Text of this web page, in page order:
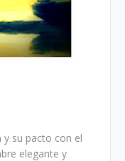
y su pacto con el
elegante y